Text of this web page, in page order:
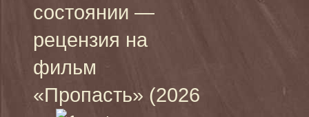
состоянии —
рецензия на
фильм
«Пропасть» (2026